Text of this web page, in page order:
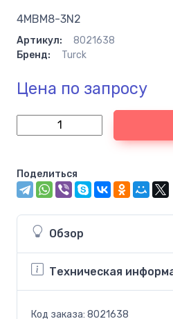
4MBM8-3N2
Артикул:
8021638
Бренд:
Turck
Цена по запросу
Поделиться
Обзор
Техническая
Код заказа: 8021638